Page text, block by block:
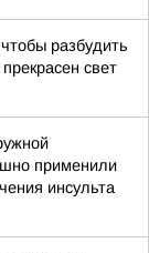
разбудить
свет
применили
инсульта